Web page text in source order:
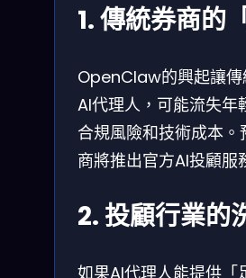
1. 傳統券商的
OpenClaw的興起讓
AI代理人，可能流失
合規風險和技術成本
商將推出官方AI投顧
2. 投顧行業的
如果AI代理人能提供